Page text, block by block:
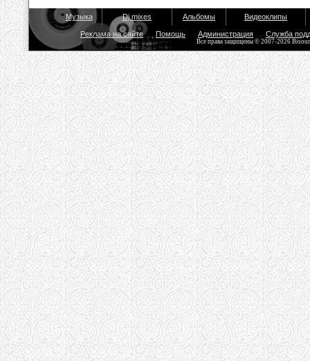
Музыка Dj mixes Альбомы Видеоклипы
Реклама на сайте Помощь Администрация Служба
Все права защищены © 2007-2026